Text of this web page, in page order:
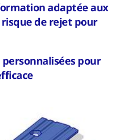
adaptée aux
de rejet pour
pour